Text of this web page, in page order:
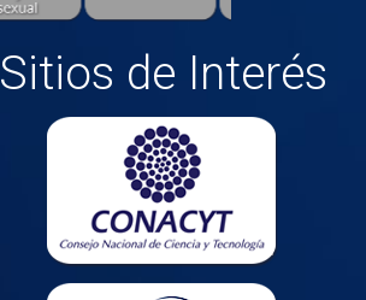
Sitios de Interés